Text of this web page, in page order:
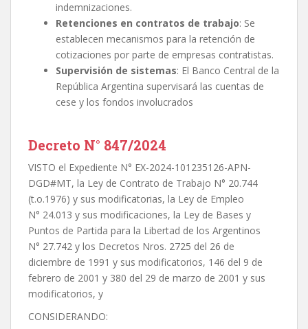
indemnizaciones.
Retenciones en contratos de trabajo: Se
establecen mecanismos para la retención de
cotizaciones por parte de empresas contratistas.
Supervisión de sistemas: El Banco Central de la
República Argentina supervisará las cuentas de
cese y los fondos involucrados
Decreto N° 847/2024
VISTO el Expediente N° EX-2024-101235126-APN-
DGD#MT, la Ley de Contrato de Trabajo N° 20.744
(t.o.1976) y sus modificatorias, la Ley de Empleo
N° 24.013 y sus modificaciones, la Ley de Bases y
Puntos de Partida para la Libertad de los Argentinos
N° 27.742 y los Decretos Nros. 2725 del 26 de
diciembre de 1991 y sus modificatorios, 146 del 9 de
febrero de 2001 y 380 del 29 de marzo de 2001 y sus
modificatorios, y
CONSIDERANDO: